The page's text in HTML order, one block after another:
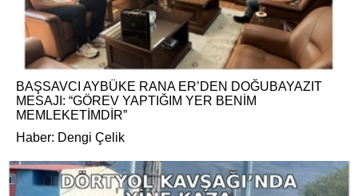
BAŞSAVCI AYBÜKE RANA ER’DEN DOĞUBAYAZIT
MESAJI: “GÖREV YAPTIĞIM YER BENİM
MEMLEKETİMDİR”
Haber: Dengi Çelik